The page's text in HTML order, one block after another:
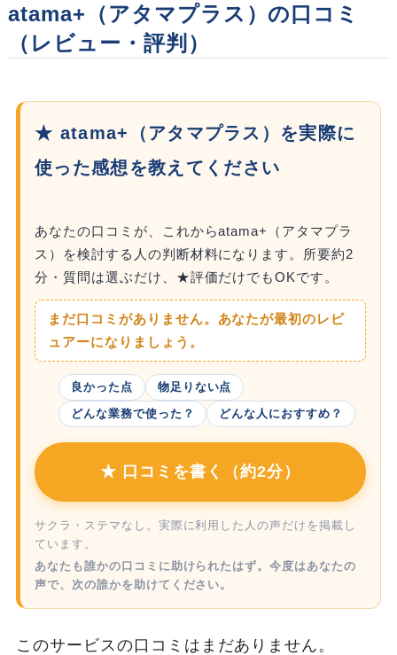
atama+（アタマプラス）の口コミ
（レビュー・評判）
★ atama+（アタマプラス）を実際に
使った感想を教えてください
あなたの口コミが、これからatama+（アタマプラ
ス）を検討する人の判断材料になります。所要約2
分・質問は選ぶだけ、★評価だけでもOKです。
まだ口コミがありません。あなたが最初のレビ
ュアーになりましょう。
良かった点
物足りない点
どんな業務で使った？
どんな人におすすめ？
★ 口コミを書く（約2分）
サクラ・ステマなし。実際に利用した人の声だけを掲載し
ています。
あなたも誰かの口コミに助けられたはず。今度はあなたの
声で、次の誰かを助けてください。
このサービスの口コミはまだありません。